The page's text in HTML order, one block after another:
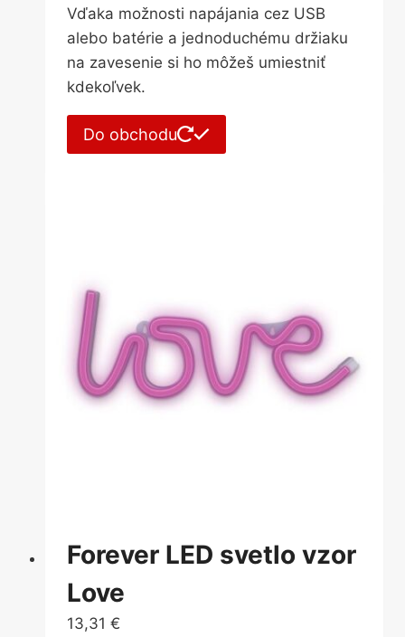
Vďaka možnosti napájania cez USB
alebo batérie a jednoduchému držiaku
na zavesenie si ho môžeš umiestniť
kdekoľvek.
Do obchodu
Forever LED svetlo vzor
Love
13,31 €